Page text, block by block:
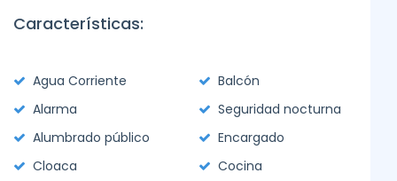
Características:
Agua Corriente
Balcón
Alarma
Seguridad nocturna
Alumbrado público
Encargado
Cloaca
Cocina